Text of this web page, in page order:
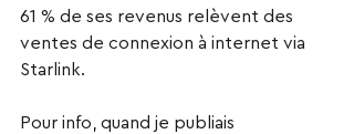
61 % de ses revenus relèvent des
ventes de connexion à internet via
Starlink.
Pour info, quand je publiais